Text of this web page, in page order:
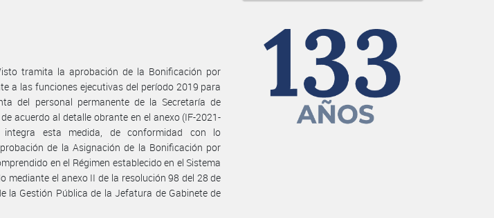
tramita la aprobación de la Bonificación por
a las funciones ejecutivas del período 2019 para
del personal permanente de la Secretaría de
acuerdo al detalle obrante en el anexo (IF-2021-
integra esta medida, de conformidad con lo
de la Asignación de la Bonificación por
en el Régimen establecido en el Sistema
mediante el anexo II de la resolución 98 del 28 de
la Gestión Pública de la Jefatura de Gabinete de